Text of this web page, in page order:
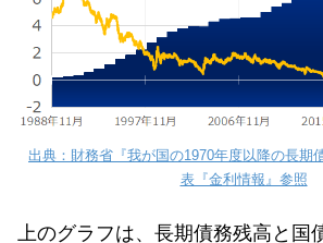
出典：財務省『我が国の1970年度以降の長期
表『金利情報』参照
上のグラフは、長期債務残高と国